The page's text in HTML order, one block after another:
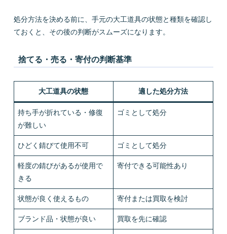
処分方法を決める前に、手元の大工道具の状態と種類を確認し
ておくと、その後の判断がスムーズになります。
捨てる・売る・寄付の判断基準
大工道具の状態 適した処分方法
持ち手が折れている・修復
が難しい
ゴミとして処分
ひどく錆びて使用不可 ゴミとして処分
軽度の錆びがあるが使用で
きる
寄付できる可能性あり
状態が良く使えるもの 寄付または買取を検討
ブランド品・状態が良い 買取を先に確認